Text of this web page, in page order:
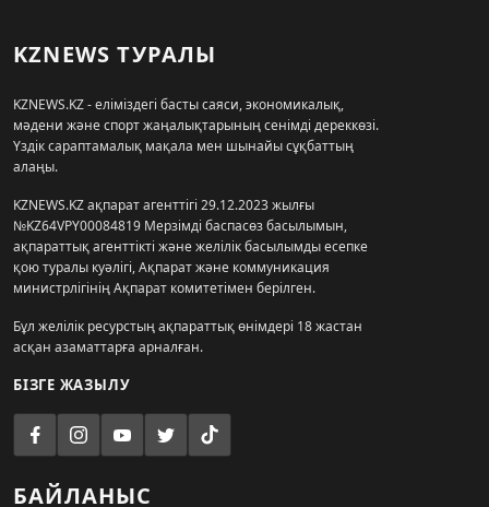
KZNEWS ТУРАЛЫ
KZNEWS.KZ - еліміздегі басты саяси, экономикалық,
мәдени және спорт жаңалықтарының сенімді дереккөзі.
Үздік сараптамалық мақала мен шынайы сұқбаттың
алаңы.
KZNEWS.KZ ақпарат агенттігі 29.12.2023 жылғы
№KZ64VPY00084819 Мерзімді баспасөз басылымын,
ақпараттық агенттікті және желілік басылымды есепке
қою туралы куәлігі, Ақпарат және коммуникация
министрлігінің Ақпарат комитетімен берілген.
Бұл желілік ресурстың ақпараттық өнімдері 18 жастан
асқан азаматтарға арналған.
БІЗГЕ ЖАЗЫЛУ
БАЙЛАНЫС